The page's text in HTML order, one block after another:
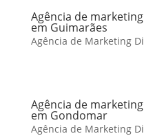
Agência de
em Guimarães
Agência de Marketing
Agência de
em Gondomar
Agência de Marketing